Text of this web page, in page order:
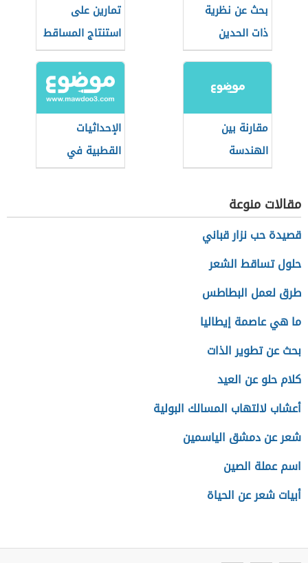
بحث عن نظرية
ذات الحدين
تمارين على
استنتاج المساقط
في الرسم
الهندسي
مقارنة بين
الهندسة
الإقليدية
واللاإقليدية
الإحداثيات
القطبية في
الرياضيات
مقالات منوعة
قصيدة حب نزار قباني
حلول تساقط الشعر
طرق لعمل البطاطس
ما هي عاصمة إيطاليا
بحث عن تطوير الذات
كلام حلو عن العيد
أعشاب لالتهاب المسالك البولية
شعر عن دمشق الياسمين
اسم عملة الصين
أبيات شعر عن الحياة